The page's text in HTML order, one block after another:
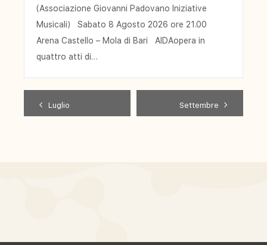
(Associazione Giovanni Padovano Iniziative
Musicali) Sabato 8 Agosto 2026 ore 21.00
Arena Castello – Mola di Bari AIDAopera in
quattro atti di…
Luglio Settembre